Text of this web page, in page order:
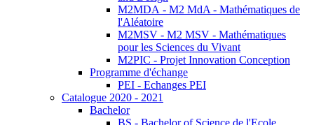
M2MDA - M2 MdA - Mathématiques de
l'Aléatoire
M2MSV - M2 MSV - Mathématiques
pour les Sciences du Vivant
M2PIC - Projet Innovation Conception
Programme d'échange
PEI - Echanges PEI
Catalogue 2020 - 2021
Bachelor
BS - Bachelor of Science de l'Ecole